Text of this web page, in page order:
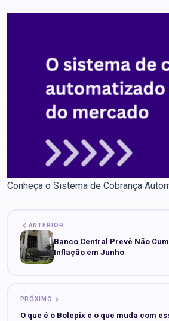
Conheça o Sistema de Cobrança
ANTERIOR
Banco Central Prevê Não
Inflação em Junho
PRÓXIMO
O que é o Bolepix e o que muda com